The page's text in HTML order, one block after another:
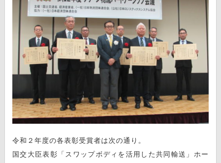
令和２年度の各表彰受賞者は次の通り。
国交大臣表彰「スワップボディを活用した共同輸送」ホー